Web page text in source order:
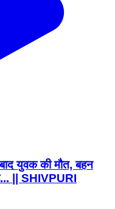
युवक की मौत, बहन
है... || SHIVPURI